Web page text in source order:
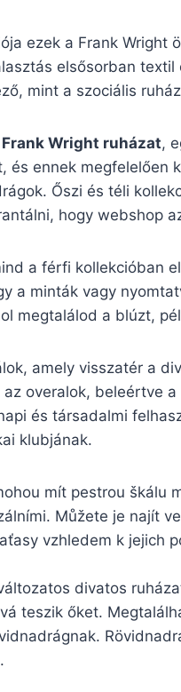
ezek a Frank
elsősorban
mint a szociális
Frank Wright ruházat,
és ennek
Őszi és téli
hogy webshop
a férfi kollekcióban
a minták vagy
megtalálod a blúzt,
amely visszatér a
overalok, beleértve
és társadalmi
klubjának.
mít pestrou
Můžete je najít
vzhledem k jejich
divatos
teszik őket.